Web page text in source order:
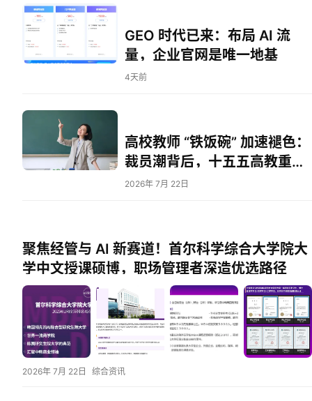
类
题
物
专
聘
留
更
多
页
GEO 时代已来：布局 AI 流
量，企业官网是唯一地基
4天前
高校教师 “铁饭碗” 加速褪色：
裁员潮背后，十五五高教重构
下的生存变局
2026年 7月 22日
聚焦经管与 AI 新赛道！首尔科学综合大学院大
学中文授课硕博，职场管理者深造优选路径
2026年 7月 22日 综合资讯